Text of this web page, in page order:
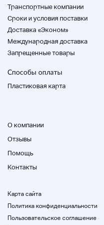
Транспортные компании
Cроки и условия поставки
Доставка «Эконом»
Международная доставка
Запрещенные товары
Способы оплаты
Пластиковая карта
О компании
Отзывы
Помощь
Контакты
Карта сайта
Политика конфиденциальности
Пользовательское соглашение